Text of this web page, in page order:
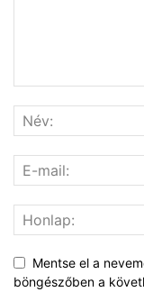
Mentse el a
böngészőben a